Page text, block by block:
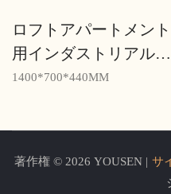
ロフトアパートメント
用インダストリアルス
タイルコーヒーテーブ
1400*700*440MM
著作権 © 2026 YOUSEN | サ